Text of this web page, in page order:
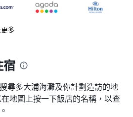
多
宿
尋多大浦海灘​及你計劃造訪的地
地圖上按一下飯店的名稱，以查